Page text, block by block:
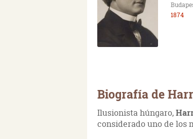
1874
Biografía de
Ilusionista húngaro,
considerado uno de los